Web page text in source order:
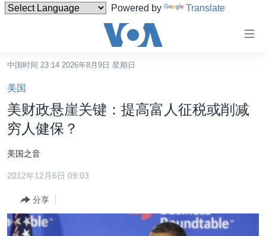
Powered by Translate
碍
链
接
跳
转
内
容
到
导
中国
最新国际新闻
印太
分类新闻
经济·金融·贸易
美中关系
中国时间 23:14 2026年8月9日 星期日
美国
美财政悬崖关键：提高富人征税或削减
穷人健保？
美国之音
2012年12月6日 09:03
分享